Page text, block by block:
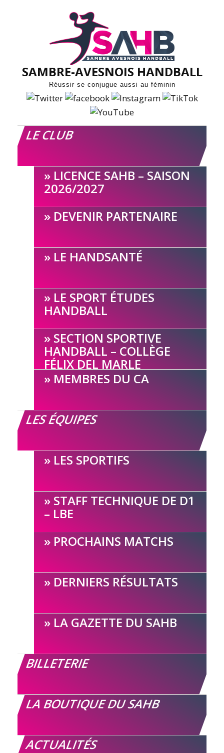
SAMBRE-AVESNOIS HANDBALL
Réussir se conjugue aussi au féminin
LE CLUB
LICENCE SAHB – SAISON
2026/2027
DEVENIR PARTENAIRE
LE HANDSANTÉ
LE SPORT ÉTUDES
HANDBALL
SECTION SPORTIVE
HANDBALL – COLLÈGE
FÉLIX DEL MARLE
MEMBRES DU CA
LES ÉQUIPES
LES SPORTIFS
STAFF TECHNIQUE DE D1
– LBE
PROCHAINS MATCHS
DERNIERS RÉSULTATS
LA GAZETTE DU SAHB
BILLETERIE
LA BOUTIQUE DU SAHB
ACTUALITÉS